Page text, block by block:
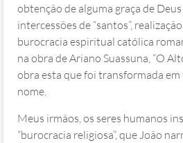
obtenção de alguma graça de
intercessões de “santos”,
burocracia espiritual católica
na obra de Ariano Suassuna, “O
obra esta que foi transformada em
nome.
Meus irmãos, os seres humanos
“burocracia religiosa”, que João